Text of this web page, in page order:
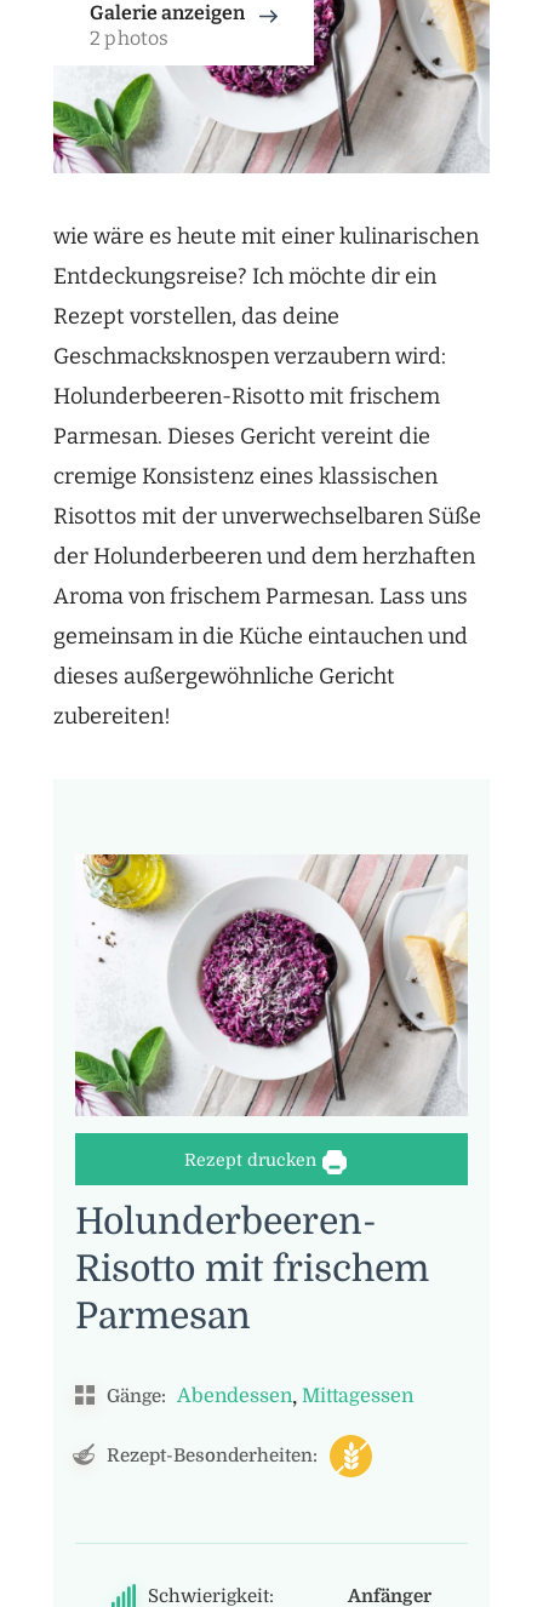
Galerie anzeigen
2 photos
wie wäre es heute mit einer kulinarischen
Entdeckungsreise? Ich möchte dir ein
Rezept vorstellen, das deine
Geschmacksknospen verzaubern wird:
Holunderbeeren-Risotto mit frischem
Parmesan. Dieses Gericht vereint die
cremige Konsistenz eines klassischen
Risottos mit der unverwechselbaren Süße
der Holunderbeeren und dem herzhaften
Aroma von frischem Parmesan. Lass uns
gemeinsam in die Küche eintauchen und
dieses außergewöhnliche Gericht
zubereiten!
Rezept drucken
Holunderbeeren-
Risotto mit frischem
Parmesan
Gänge: Abendessen, Mittagessen
Rezept-Besonderheiten:
Schwierigkeit: Anfänger